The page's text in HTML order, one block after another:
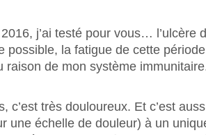
j’ai testé pour vous… l’ulcère
possible, la fatigue de cette
raison de mon système
c’est très douloureux. Et c’est
une échelle de douleur) à un